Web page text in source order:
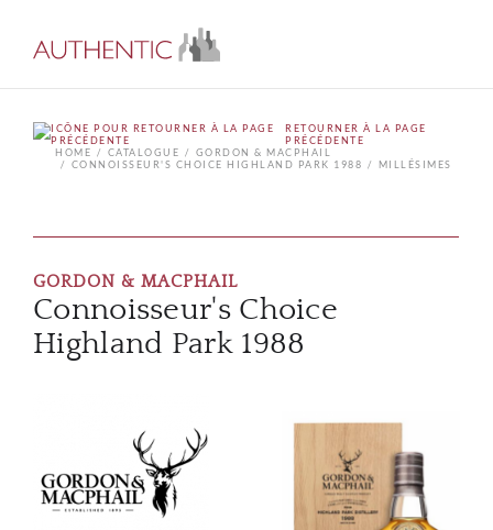
RETOURNER À LA PAGE
PRÉCÉDENTE
HOME
CATALOGUE
GORDON & MACPHAIL
CONNOISSEUR'S CHOICE HIGHLAND PARK 1988
MILLÉSIMES
GORDON & MACPHAIL
Connoisseur's Choice
Highland Park 1988